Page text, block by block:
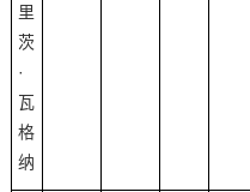
里
茨
·
瓦
格
纳